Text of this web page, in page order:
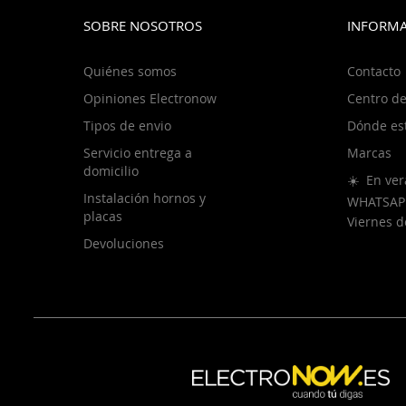
SOBRE NOSOTROS
Quiénes somos
Opiniones Electronow
Tipos de envio
Servicio entrega a
domicilio
Instalación hornos y
placas
Devoluciones
Contacto
Centro
Dónde
Marcas
☀️ En
Viernes